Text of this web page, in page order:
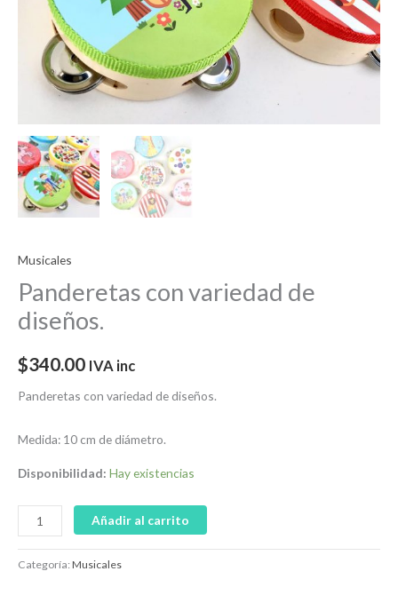
Musicales
Panderetas con variedad de
diseños.
$340.00 IVA inc
Panderetas con variedad de diseños.
Medida: 10 cm de diámetro.
Disponibilidad: Hay existencias
Añadir al carrito
Categoría:Musicales